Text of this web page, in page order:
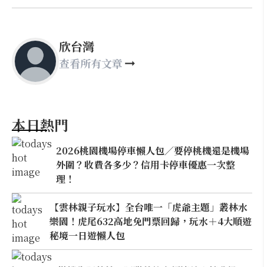
欣台灣
查看所有文章
本日熱門
2026桃園機場停車懶人包／要停桃機還是機場
外圍？收費各多少？信用卡停車優惠一次整
理！
【雲林親子玩水】全台唯一「虎爺主題」叢林水
樂園！虎尾632高地免門票回歸，玩水＋4大順遊
秘境一日遊懶人包